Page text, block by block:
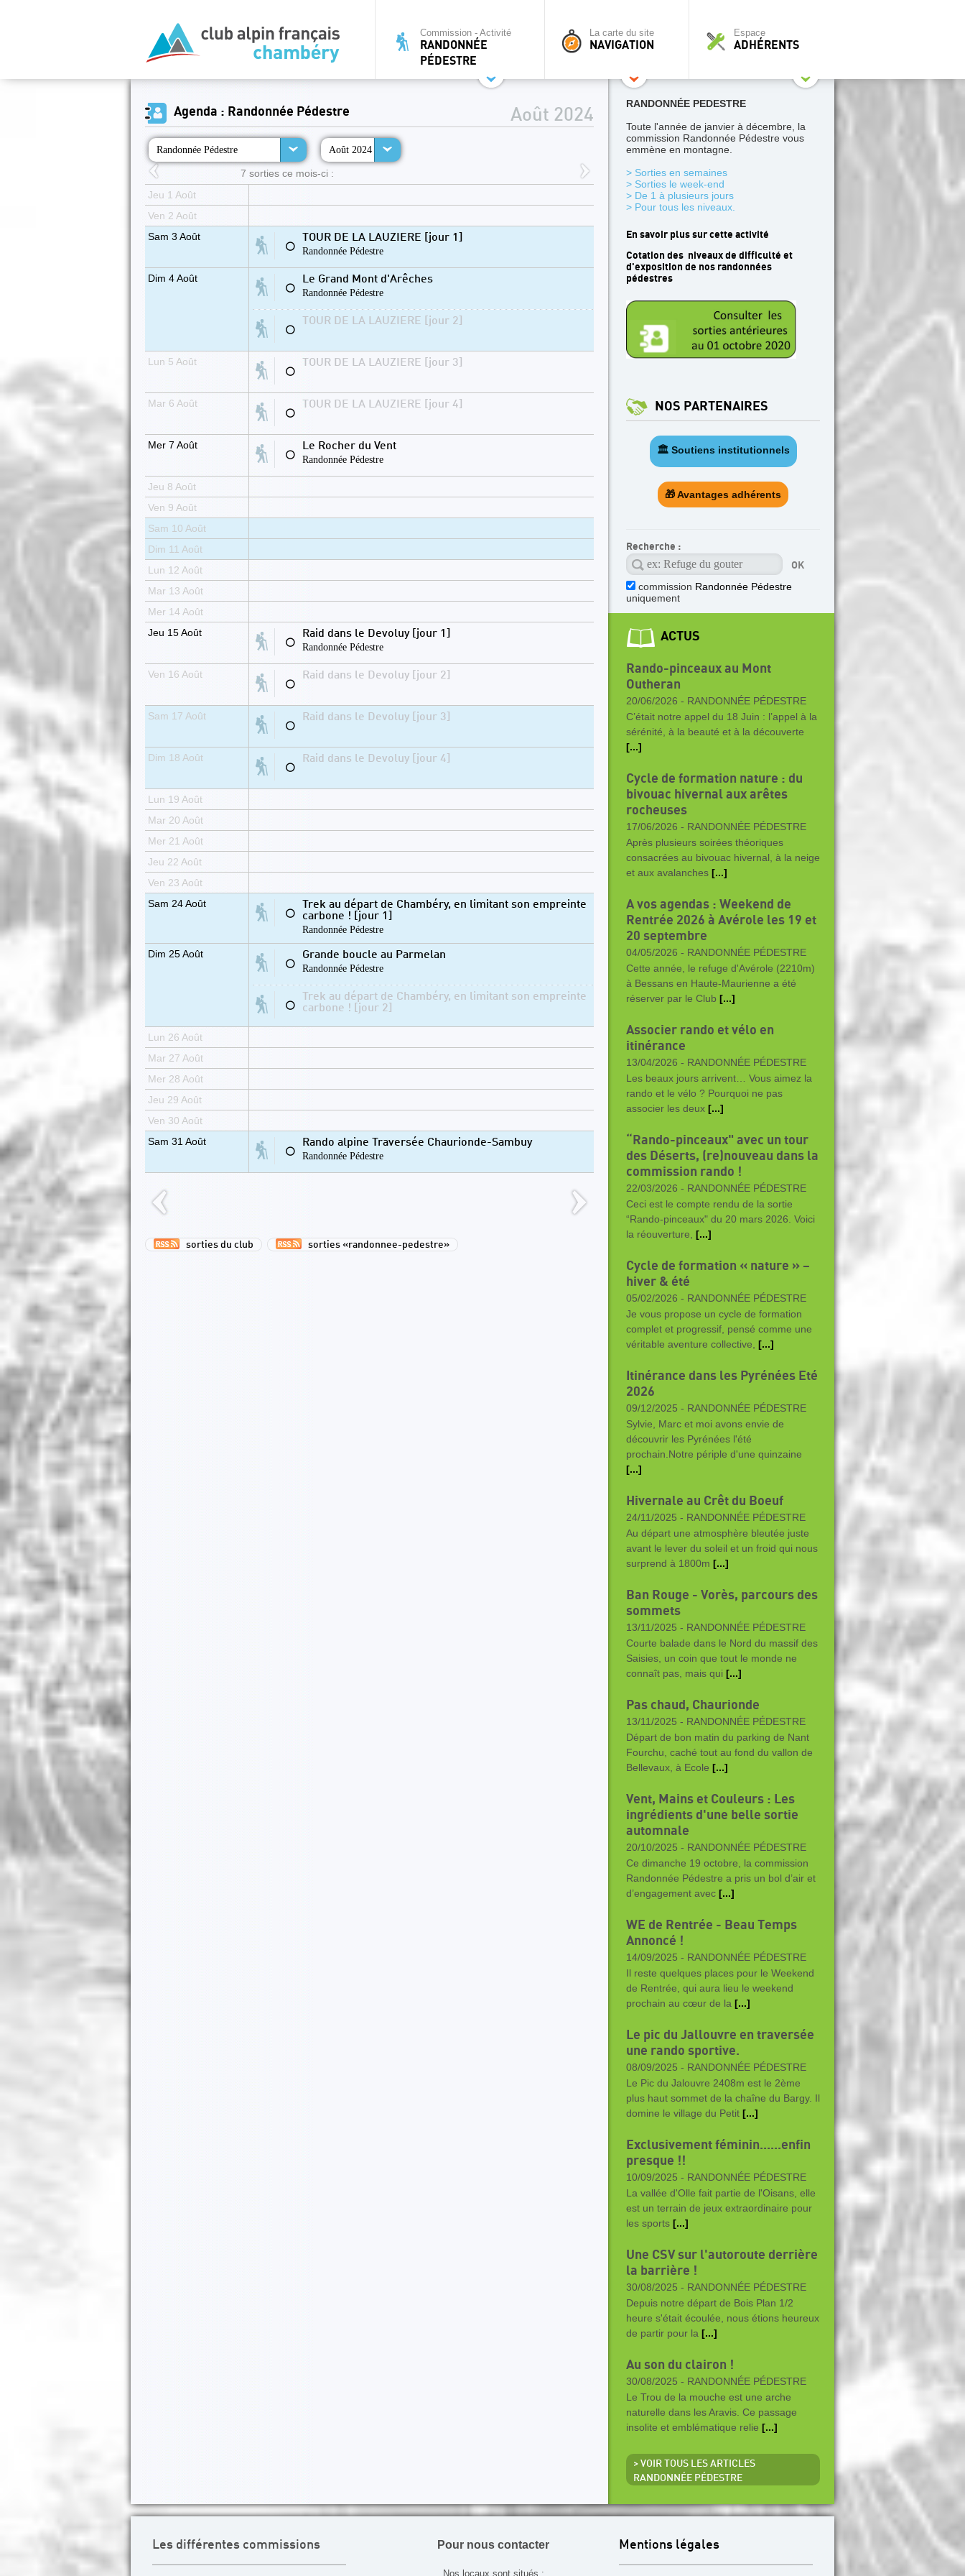
Commission - Activité
RANDONNÉE
PÉDESTRE
La carte du site
NAVIGATION
Espace
ADHÉRENTS
Agenda : Randonnée Pédestre
Randonnée Pédestre Août 2024
Août 2024
7 sorties ce mois-ci :
Jeu 1 Août
Ven 2 Août
Sam 3 Août
⚪
TOUR DE LA LAUZIERE [jour 1]
Randonnée Pédestre
Dim 4 Août
⚪
Le Grand Mont d'Arêches
Randonnée Pédestre
⚪
TOUR DE LA LAUZIERE [jour 2]
Lun 5 Août
⚪
TOUR DE LA LAUZIERE [jour 3]
Mar 6 Août
⚪
TOUR DE LA LAUZIERE [jour 4]
Mer 7 Août
⚪
Le Rocher du Vent
Randonnée Pédestre
Jeu 8 Août
Ven 9 Août
Sam 10 Août
Dim 11 Août
Lun 12 Août
Mar 13 Août
Mer 14 Août
Jeu 15 Août
⚪
Raid dans le Devoluy [jour 1]
Randonnée Pédestre
Ven 16 Août
⚪
Raid dans le Devoluy [jour 2]
Sam 17 Août
⚪
Raid dans le Devoluy [jour 3]
Dim 18 Août
⚪
Raid dans le Devoluy [jour 4]
Lun 19 Août
Mar 20 Août
Mer 21 Août
Jeu 22 Août
Ven 23 Août
Sam 24 Août
⚪
Trek au départ de Chambéry, en limitant son empreinte
carbone ! [jour 1]
Randonnée Pédestre
Dim 25 Août
⚪
Grande boucle au Parmelan
Randonnée Pédestre
⚪
Trek au départ de Chambéry, en limitant son empreinte
carbone ! [jour 2]
Lun 26 Août
Mar 27 Août
Mer 28 Août
Jeu 29 Août
Ven 30 Août
Sam 31 Août
⚪
Rando alpine Traversée Chaurionde-Sambuy
Randonnée Pédestre
sorties du club sorties «randonnee-pedestre»
RANDONNÉE PEDESTRE
Toute l'année de janvier à décembre, la
commission Randonnée Pédestre vous
emmène en montagne.
> Sorties en semaines
> Sorties le week-end
> De 1 à plusieurs jours
> Pour tous les niveaux.
En savoir plus sur cette activité
Cotation des niveaux de difficulté et
d'exposition de nos randonnées
pédestres
NOS PARTENAIRES
🏛️ Soutiens institutionnels
🎁 Avantages adhérents
Recherche :
commission Randonnée Pédestre
uniquement
ACTUS
Rando-pinceaux au Mont
Outheran
20/06/2026 - RANDONNÉE PÉDESTRE
C’était notre appel du 18 Juin : l’appel à la
sérénité, à la beauté et à la découverte
[...]
Cycle de formation nature : du
bivouac hivernal aux arêtes
rocheuses
17/06/2026 - RANDONNÉE PÉDESTRE
Après plusieurs soirées théoriques
consacrées au bivouac hivernal, à la neige
et aux avalanches [...]
A vos agendas : Weekend de
Rentrée 2026 à Avérole les 19 et
20 septembre
04/05/2026 - RANDONNÉE PÉDESTRE
Cette année, le refuge d'Avérole (2210m)
à Bessans en Haute-Maurienne a été
réserver par le Club [...]
Associer rando et vélo en
itinérance
13/04/2026 - RANDONNÉE PÉDESTRE
Les beaux jours arrivent… Vous aimez la
rando et le vélo ? Pourquoi ne pas
associer les deux [...]
“Rando-pinceaux" avec un tour
des Déserts, (re)nouveau dans la
commission rando !
22/03/2026 - RANDONNÉE PÉDESTRE
Ceci est le compte rendu de la sortie
“Rando-pinceaux" du 20 mars 2026. Voici
la réouverture, [...]
Cycle de formation « nature » –
hiver & été
05/02/2026 - RANDONNÉE PÉDESTRE
Je vous propose un cycle de formation
complet et progressif, pensé comme une
véritable aventure collective, [...]
Itinérance dans les Pyrénées Eté
2026
09/12/2025 - RANDONNÉE PÉDESTRE
Sylvie, Marc et moi avons envie de
découvrir les Pyrénées l'été
prochain.Notre périple d'une quinzaine
[...]
Hivernale au Crêt du Boeuf
24/11/2025 - RANDONNÉE PÉDESTRE
Au départ une atmosphère bleutée juste
avant le lever du soleil et un froid qui nous
surprend à 1800m [...]
Ban Rouge - Vorès, parcours des
sommets
13/11/2025 - RANDONNÉE PÉDESTRE
Courte balade dans le Nord du massif des
Saisies, un coin que tout le monde ne
connaît pas, mais qui [...]
Pas chaud, Chaurionde
13/11/2025 - RANDONNÉE PÉDESTRE
Départ de bon matin du parking de Nant
Fourchu, caché tout au fond du vallon de
Bellevaux, à Ecole [...]
Vent, Mains et Couleurs : Les
ingrédients d'une belle sortie
automnale
20/10/2025 - RANDONNÉE PÉDESTRE
Ce dimanche 19 octobre, la commission
Randonnée Pédestre a pris un bol d’air et
d’engagement avec [...]
WE de Rentrée - Beau Temps
Annoncé !
14/09/2025 - RANDONNÉE PÉDESTRE
Il reste quelques places pour le Weekend
de Rentrée, qui aura lieu le weekend
prochain au cœur de la [...]
Le pic du Jallouvre en traversée
une rando sportive.
08/09/2025 - RANDONNÉE PÉDESTRE
Le Pic du Jalouvre 2408m est le 2ème
plus haut sommet de la chaîne du Bargy. Il
domine le village du Petit [...]
Exclusivement féminin......enfin
presque !!
10/09/2025 - RANDONNÉE PÉDESTRE
La vallée d'Olle fait partie de l'Oisans, elle
est un terrain de jeux extraordinaire pour
les sports [...]
Une CSV sur l'autoroute derrière
la barrière !
30/08/2025 - RANDONNÉE PÉDESTRE
Depuis notre départ de Bois Plan 1/2
heure s'était écoulée, nous étions heureux
de partir pour la [...]
Au son du clairon !
30/08/2025 - RANDONNÉE PÉDESTRE
Le Trou de la mouche est une arche
naturelle dans les Aravis. Ce passage
insolite et emblématique relie [...]
> VOIR TOUS LES ARTICLES
RANDONNÉE PÉDESTRE
Les différentes commissions Pour nous contacter
Nos locaux sont situés :
Mentions légales